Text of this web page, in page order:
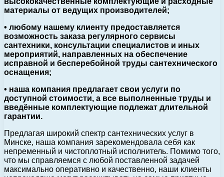
материалы от ведущих производителей;
• любому нашему клиенту предоставляется
возможность заказа регулярного сервисы
сантехники, консультации специалистов и иных
мероприятий, направленных на обеспечение
исправной и бесперебойной труды сантехнического
оснащения;
• наша компания предлагает свои услуги по
доступной стоимости, а все выполненные труды и
введённые комплектующие подлежат длительной
гарантии.
Предлагая широкий спектр сантехнических услуг в
Минске, наша компания зарекомендовала себя как
непременный и чистоплотный исполнитель. Помимо того,
что мы справляемся с любой поставленной задачей
максимально оперативно и качественно, наши клиенты